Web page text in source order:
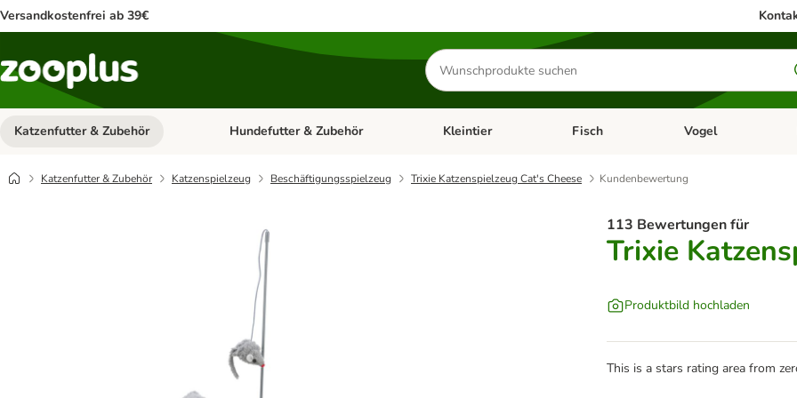
Versandkostenfrei ab 39€
Produkte
suchen
Katzenfutter & Zubehör Kategorie-Menü öffnen: Katzenfutter & Zubehör
Hundefutter & Zubehör Kategorie-Menü öffnen: Hundefutter & Zubehör
Kleintier Kategorie-Menü öffnen: Kleintier
Fisch Kategorie-Menü
Vogel
Katzenfutter & Zubehör Katzenspielzeug Beschäftigungsspielzeug Trixie Katzenspielzeug Cat's Cheese Kundenbewertung
113 Bewertungen für
Trixie
Produktbild hochladen
This is a stars rating area from